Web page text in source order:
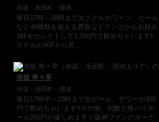
赤坂・永田町・溜池
毎日17時～20時までカクテルやワイン、ビール
など40種類を超える豊富なドリンクからお好み
3杯をセレクトして1,700円で飲めちゃいます!!
ホテルの40Fから見...
赤坂 寿々亭
赤坂・永田町・溜池
毎日17時半～20時まで生ビール、サワーが300
円で飲めちゃいます!!その他、焼酎と角ハイボ
ール350円が楽しめます☆阪神ファンのオーナ